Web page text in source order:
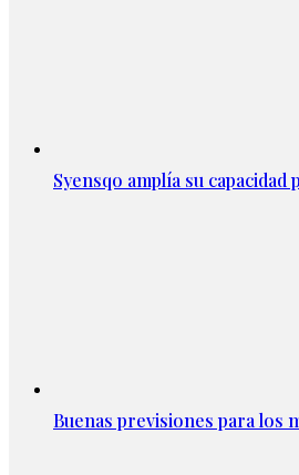
Syensqo amplía su
Buenas previsiones para los